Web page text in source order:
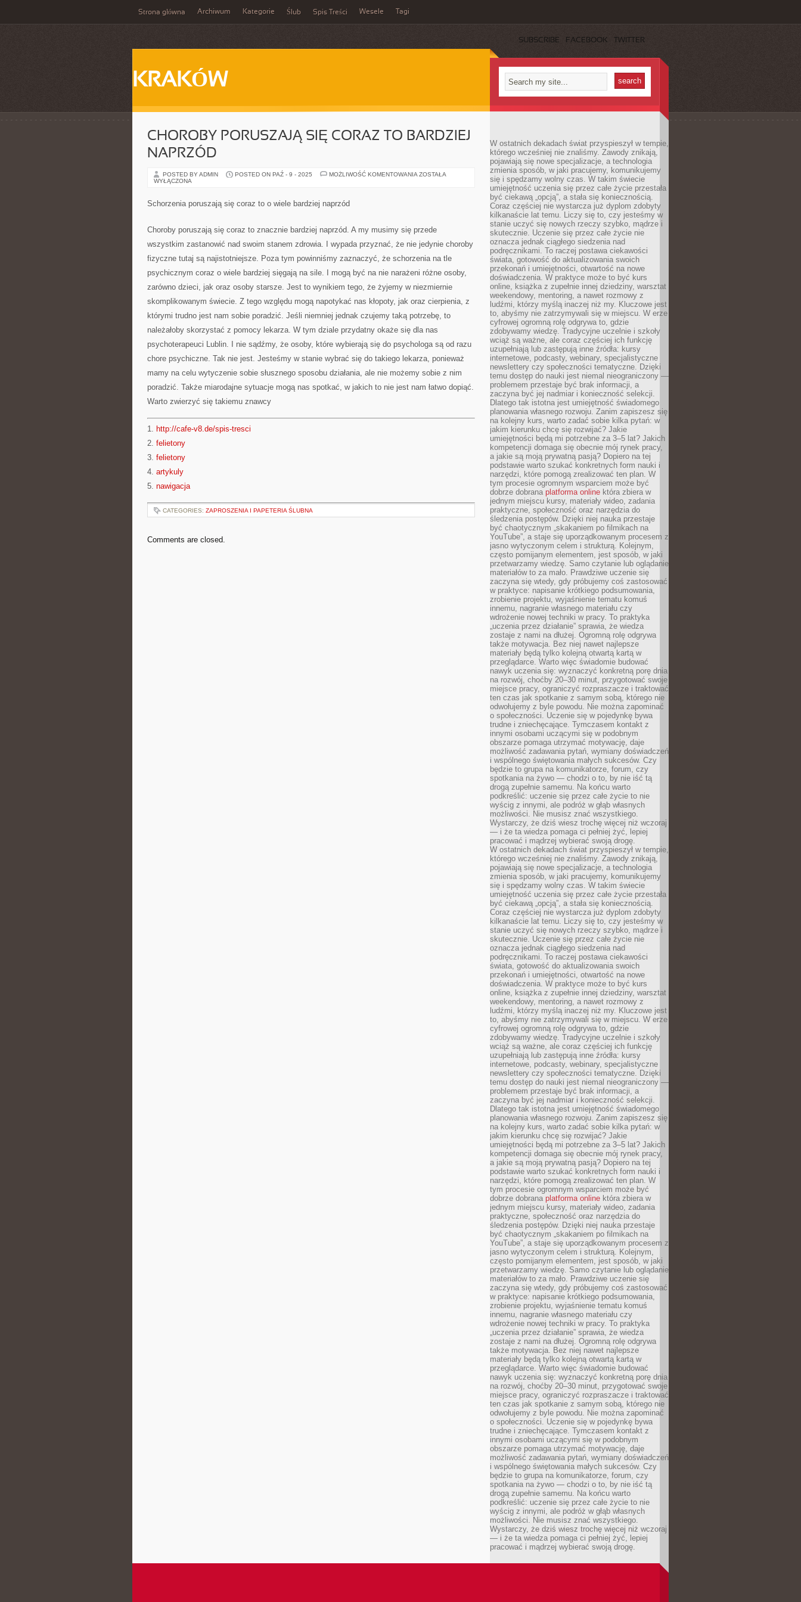
Strona główna Archiwum Kategorie Ślub Spis Treści Wesele Tagi
SUBSCRIBE FACEBOOK TWITTER
KRAKÓW
CHOROBY PORUSZAJĄ SIĘ CORAZ TO BARDZIEJ
NAPRZÓD
POSTED BY ADMIN POSTED ON PAŹ - 9 - 2025 MOŻLIWOŚĆ KOMENTOWANIA CHOROBY
ZOSTAŁA
WYŁĄCZONA
Schorzenia poruszają się coraz to o wiele bardziej naprzód
Choroby poruszają się coraz to znacznie bardziej naprzód. A my musimy się przede
wszystkim zastanowić nad swoim stanem zdrowia. I wypada przyznać, że nie jedynie choroby
fizyczne tutaj są najistotniejsze. Poza tym powinniśmy zaznaczyć, że schorzenia na tle
psychicznym coraz o wiele bardziej sięgają na sile. I mogą być na nie narażeni różne osoby,
zarówno dzieci, jak oraz osoby starsze. Jest to wynikiem tego, że żyjemy w niezmiernie
skomplikowanym świecie. Z tego względu mogą napotykać nas kłopoty, jak oraz cierpienia, z
którymi trudno jest nam sobie poradzić. Jeśli niemniej jednak czujemy taką potrzebę, to
należałoby skorzystać z pomocy lekarza. W tym dziale przydatny okaże się dla nas
psychoterapeuci Lublin. I nie sądźmy, że osoby, które wybierają się do psychologa są od razu
chore psychiczne. Tak nie jest. Jesteśmy w stanie wybrać się do takiego lekarza, ponieważ
mamy na celu wytyczenie sobie słusznego sposobu działania, ale nie możemy sobie z nim
poradzić. Także miarodajne sytuacje mogą nas spotkać, w jakich to nie jest nam łatwo dopiąć.
Warto zwierzyć się takiemu znawcy
1. http://cafe-v8.de/spis-tresci
2. felietony
3. felietony
4. artykuly
5. nawigacja
CATEGORIES: ZAPROSZENIA I PAPETERIA ŚLUBNA
Comments are closed.
W ostatnich dekadach świat przyspieszył w tempie,
którego wcześniej nie znaliśmy. Zawody znikają,
pojawiają się nowe specjalizacje, a technologia
zmienia sposób, w jaki pracujemy, komunikujemy
się i spędzamy wolny czas. W takim świecie
umiejętność uczenia się przez całe życie przestała
być ciekawą „opcją”, a stała się koniecznością.
Coraz częściej nie wystarcza już dyplom zdobyty
kilkanaście lat temu. Liczy się to, czy jesteśmy w
stanie uczyć się nowych rzeczy szybko, mądrze i
skutecznie. Uczenie się przez całe życie nie
oznacza jednak ciągłego siedzenia nad
podręcznikami. To raczej postawa ciekawości
świata, gotowość do aktualizowania swoich
przekonań i umiejętności, otwartość na nowe
doświadczenia. W praktyce może to być kurs
online, książka z zupełnie innej dziedziny, warsztat
weekendowy, mentoring, a nawet rozmowy z
ludźmi, którzy myślą inaczej niż my. Kluczowe jest
to, abyśmy nie zatrzymywali się w miejscu. W erze
cyfrowej ogromną rolę odgrywa to, gdzie
zdobywamy wiedzę. Tradycyjne uczelnie i szkoły
wciąż są ważne, ale coraz częściej ich funkcję
uzupełniają lub zastępują inne źródła: kursy
internetowe, podcasty, webinary, specjalistyczne
newslettery czy społeczności tematyczne. Dzięki
temu dostęp do nauki jest niemal nieograniczony —
problemem przestaje być brak informacji, a
zaczyna być jej nadmiar i konieczność selekcji.
Dlatego tak istotna jest umiejętność świadomego
planowania własnego rozwoju. Zanim zapiszesz się
na kolejny kurs, warto zadać sobie kilka pytań: w
jakim kierunku chcę się rozwijać? Jakie
umiejętności będą mi potrzebne za 3–5 lat? Jakich
kompetencji domaga się obecnie mój rynek pracy,
a jakie są moją prywatną pasją? Dopiero na tej
podstawie warto szukać konkretnych form nauki i
narzędzi, które pomogą zrealizować ten plan. W
tym procesie ogromnym wsparciem może być
dobrze dobrana platforma online która zbiera w
jednym miejscu kursy, materiały wideo, zadania
praktyczne, społeczność oraz narzędzia do
śledzenia postępów. Dzięki niej nauka przestaje
być chaotycznym „skakaniem po filmikach na
YouTube”, a staje się uporządkowanym procesem z
jasno wytyczonym celem i strukturą. Kolejnym,
często pomijanym elementem, jest sposób, w jaki
przetwarzamy wiedzę. Samo czytanie lub oglądanie
materiałów to za mało. Prawdziwe uczenie się
zaczyna się wtedy, gdy próbujemy coś zastosować
w praktyce: napisanie krótkiego podsumowania,
zrobienie projektu, wyjaśnienie tematu komuś
innemu, nagranie własnego materiału czy
wdrożenie nowej techniki w pracy. To praktyka
„uczenia przez działanie” sprawia, że wiedza
zostaje z nami na dłużej. Ogromną rolę odgrywa
także motywacja. Bez niej nawet najlepsze
materiały będą tylko kolejną otwartą kartą w
przeglądarce. Warto więc świadomie budować
nawyk uczenia się: wyznaczyć konkretną porę dnia
na rozwój, choćby 20–30 minut, przygotować swoje
miejsce pracy, ograniczyć rozpraszacze i traktować
ten czas jak spotkanie z samym sobą, którego nie
odwołujemy z byle powodu. Nie można zapominać
o społeczności. Uczenie się w pojedynkę bywa
trudne i zniechęcające. Tymczasem kontakt z
innymi osobami uczącymi się w podobnym
obszarze pomaga utrzymać motywację, daje
możliwość zadawania pytań, wymiany doświadczeń
i wspólnego świętowania małych sukcesów. Czy
będzie to grupa na komunikatorze, forum, czy
spotkania na żywo — chodzi o to, by nie iść tą
drogą zupełnie samemu. Na końcu warto
podkreślić: uczenie się przez całe życie to nie
wyścig z innymi, ale podróż w głąb własnych
możliwości. Nie musisz znać wszystkiego.
Wystarczy, że dziś wiesz trochę więcej niż wczoraj
— i że ta wiedza pomaga ci pełniej żyć, lepiej
pracować i mądrzej wybierać swoją drogę.
W ostatnich dekadach świat przyspieszył w tempie,
którego wcześniej nie znaliśmy. Zawody znikają,
pojawiają się nowe specjalizacje, a technologia
zmienia sposób, w jaki pracujemy, komunikujemy
się i spędzamy wolny czas. W takim świecie
umiejętność uczenia się przez całe życie przestała
być ciekawą „opcją”, a stała się koniecznością.
Coraz częściej nie wystarcza już dyplom zdobyty
kilkanaście lat temu. Liczy się to, czy jesteśmy w
stanie uczyć się nowych rzeczy szybko, mądrze i
skutecznie. Uczenie się przez całe życie nie
oznacza jednak ciągłego siedzenia nad
podręcznikami. To raczej postawa ciekawości
świata, gotowość do aktualizowania swoich
przekonań i umiejętności, otwartość na nowe
doświadczenia. W praktyce może to być kurs
online, książka z zupełnie innej dziedziny, warsztat
weekendowy, mentoring, a nawet rozmowy z
ludźmi, którzy myślą inaczej niż my. Kluczowe jest
to, abyśmy nie zatrzymywali się w miejscu. W erze
cyfrowej ogromną rolę odgrywa to, gdzie
zdobywamy wiedzę. Tradycyjne uczelnie i szkoły
wciąż są ważne, ale coraz częściej ich funkcję
uzupełniają lub zastępują inne źródła: kursy
internetowe, podcasty, webinary, specjalistyczne
newslettery czy społeczności tematyczne. Dzięki
temu dostęp do nauki jest niemal nieograniczony —
problemem przestaje być brak informacji, a
zaczyna być jej nadmiar i konieczność selekcji.
Dlatego tak istotna jest umiejętność świadomego
planowania własnego rozwoju. Zanim zapiszesz się
na kolejny kurs, warto zadać sobie kilka pytań: w
jakim kierunku chcę się rozwijać? Jakie
umiejętności będą mi potrzebne za 3–5 lat? Jakich
kompetencji domaga się obecnie mój rynek pracy,
a jakie są moją prywatną pasją? Dopiero na tej
podstawie warto szukać konkretnych form nauki i
narzędzi, które pomogą zrealizować ten plan. W
tym procesie ogromnym wsparciem może być
dobrze dobrana platforma online która zbiera w
jednym miejscu kursy, materiały wideo, zadania
praktyczne, społeczność oraz narzędzia do
śledzenia postępów. Dzięki niej nauka przestaje
być chaotycznym „skakaniem po filmikach na
YouTube”, a staje się uporządkowanym procesem z
jasno wytyczonym celem i strukturą. Kolejnym,
często pomijanym elementem, jest sposób, w jaki
przetwarzamy wiedzę. Samo czytanie lub oglądanie
materiałów to za mało. Prawdziwe uczenie się
zaczyna się wtedy, gdy próbujemy coś zastosować
w praktyce: napisanie krótkiego podsumowania,
zrobienie projektu, wyjaśnienie tematu komuś
innemu, nagranie własnego materiału czy
wdrożenie nowej techniki w pracy. To praktyka
„uczenia przez działanie” sprawia, że wiedza
zostaje z nami na dłużej. Ogromną rolę odgrywa
także motywacja. Bez niej nawet najlepsze
materiały będą tylko kolejną otwartą kartą w
przeglądarce. Warto więc świadomie budować
nawyk uczenia się: wyznaczyć konkretną porę dnia
na rozwój, choćby 20–30 minut, przygotować swoje
miejsce pracy, ograniczyć rozpraszacze i traktować
ten czas jak spotkanie z samym sobą, którego nie
odwołujemy z byle powodu. Nie można zapominać
o społeczności. Uczenie się w pojedynkę bywa
trudne i zniechęcające. Tymczasem kontakt z
innymi osobami uczącymi się w podobnym
obszarze pomaga utrzymać motywację, daje
możliwość zadawania pytań, wymiany doświadczeń
i wspólnego świętowania małych sukcesów. Czy
będzie to grupa na komunikatorze, forum, czy
spotkania na żywo — chodzi o to, by nie iść tą
drogą zupełnie samemu. Na końcu warto
podkreślić: uczenie się przez całe życie to nie
wyścig z innymi, ale podróż w głąb własnych
możliwości. Nie musisz znać wszystkiego.
Wystarczy, że dziś wiesz trochę więcej niż wczoraj
— i że ta wiedza pomaga ci pełniej żyć, lepiej
pracować i mądrzej wybierać swoją drogę.